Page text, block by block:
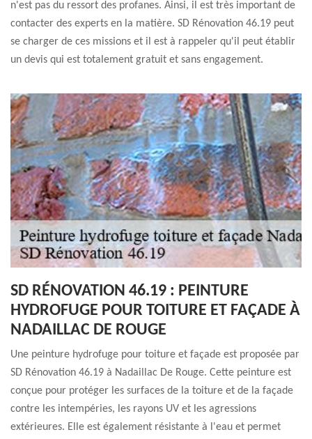
n'est pas du ressort des profanes. Ainsi, il est très important de
contacter des experts en la matière. SD Rénovation 46.19 peut
se charger de ces missions et il est à rappeler qu'il peut établir
un devis qui est totalement gratuit et sans engagement.
SD RÉNOVATION 46.19 : PEINTURE
HYDROFUGE POUR TOITURE ET FAÇADE À
NADAILLAC DE ROUGE
Une peinture hydrofuge pour toiture et façade est proposée par
SD Rénovation 46.19 à Nadaillac De Rouge. Cette peinture est
conçue pour protéger les surfaces de la toiture et de la façade
contre les intempéries, les rayons UV et les agressions
extérieures. Elle est également résistante à l'eau et permet